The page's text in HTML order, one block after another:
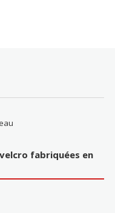
fabriquées en